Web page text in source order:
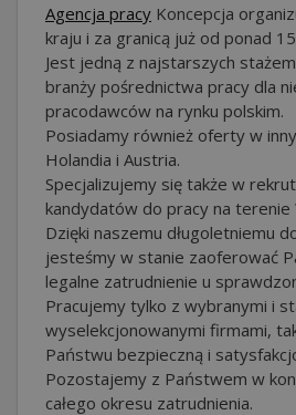
Agencja pracy Koncepcja
kraju i za granicą już od ponad
Jest jedną z najstarszych
branży pośrednictwa pracy dla
pracodawców na rynku polskim.
Posiadamy również oferty w
Holandia i Austria.
Specjalizujemy się także w
kandydatów do pracy na terenie
Dzięki naszemu długoletniemu
jesteśmy w stanie zaoferować
legalne zatrudnienie u
Pracujemy tylko z wybranymi i
wyselekcjonowanymi firmami,
Państwu bezpieczną i
Pozostajemy z Państwem w
całego okresu zatrudnienia.